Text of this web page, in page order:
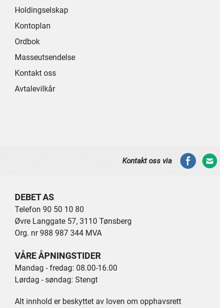
Holdingselskap
Kontoplan
Ordbok
Masseutsendelse
Kontakt oss
Avtalevilkår
Kontakt oss via
DEBET AS
Telefon 90 50 10 80
Øvre Langgate 57, 3110 Tønsberg
Org. nr 988 987 344 MVA
VÅRE ÅPNINGSTIDER
Mandag - fredag: 08.00-16.00
Lørdag - søndag: Stengt
Alt innhold er beskyttet av loven om opphavsrett